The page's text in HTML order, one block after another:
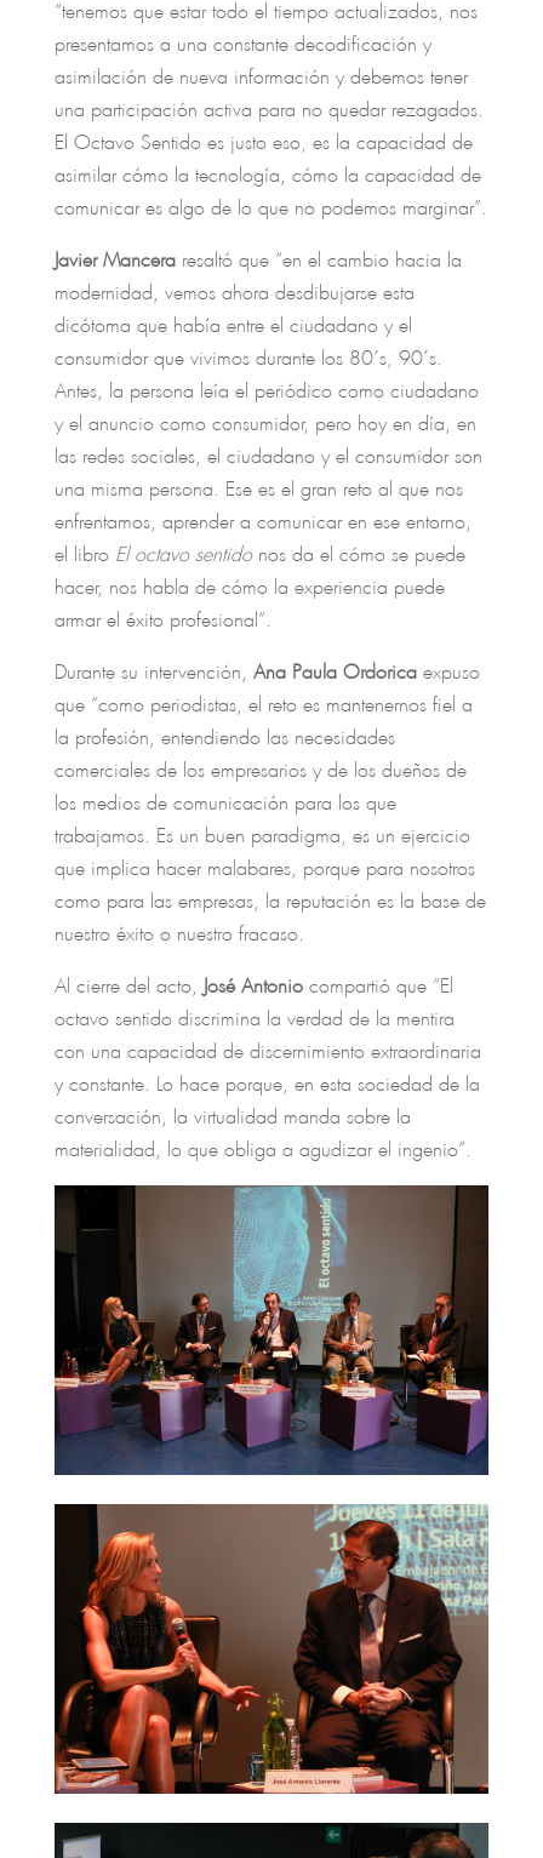
“tenemos que estar todo el tiempo actualizados, nos
presentamos a una constante decodificación y
asimilación de nueva información y debemos tener
una participación activa para no quedar rezagados.
El Octavo Sentido es justo eso, es la capacidad de
asimilar cómo la tecnología, cómo la capacidad de
comunicar es algo de lo que no podemos marginar”.
Javier Manceraresaltó que “en el cambio hacia la
modernidad, vemos ahora desdibujarse esta
dicótoma que había entre el ciudadano y el
consumidor que vivimos durante los 80´s, 90´s.
Antes, la persona leía el periódico como ciudadano
y el anuncio como consumidor, pero hoy en día, en
las redes sociales, el ciudadano y el consumidor son
una misma persona. Ese es el gran reto al que nos
enfrentamos, aprender a comunicar en ese entorno,
el libro El octavo sentidonos da el cómo se puede
hacer, nos habla de cómo la experiencia puede
armar el éxito profesional”.
Durante su intervención, Ana Paula Ordoricaexpuso
que “como periodistas, el reto es mantenernos fiel a
la profesión, entendiendo las necesidades
comerciales de los empresarios y de los dueños de
los medios de comunicación para los que
trabajamos. Es un buen paradigma, es un ejercicio
que implica hacer malabares, porque para nosotros
como para las empresas, la reputación es la base de
nuestro éxito o nuestro fracaso.
Al cierre del acto, José Antoniocompartió que “El
octavo sentido discrimina la verdad de la mentira
con una capacidad de discernimiento extraordinaria
y constante. Lo hace porque, en esta sociedad de la
conversación, la virtualidad manda sobre la
materialidad, lo que obliga a agudizar el ingenio”.